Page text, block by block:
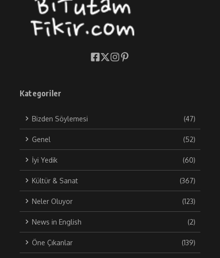
Kategoriler
Bizden Söylemesi (47)
Genel (52)
İyi Yedik (60)
Kültür & Sanat (367)
Neler Oluyor (123)
News in English (2)
Öne Çıkanlar (139)